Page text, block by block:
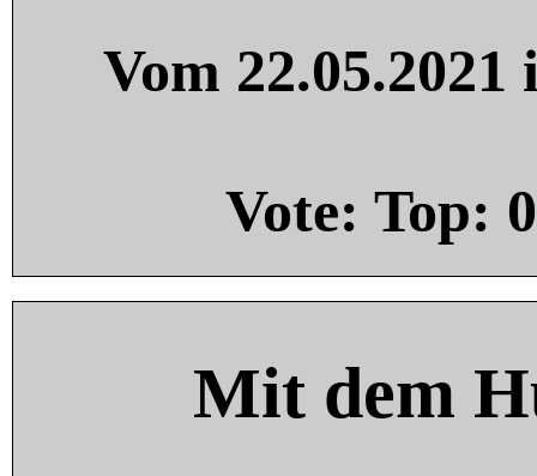
Vom
Vote: Top: 0
Mit dem